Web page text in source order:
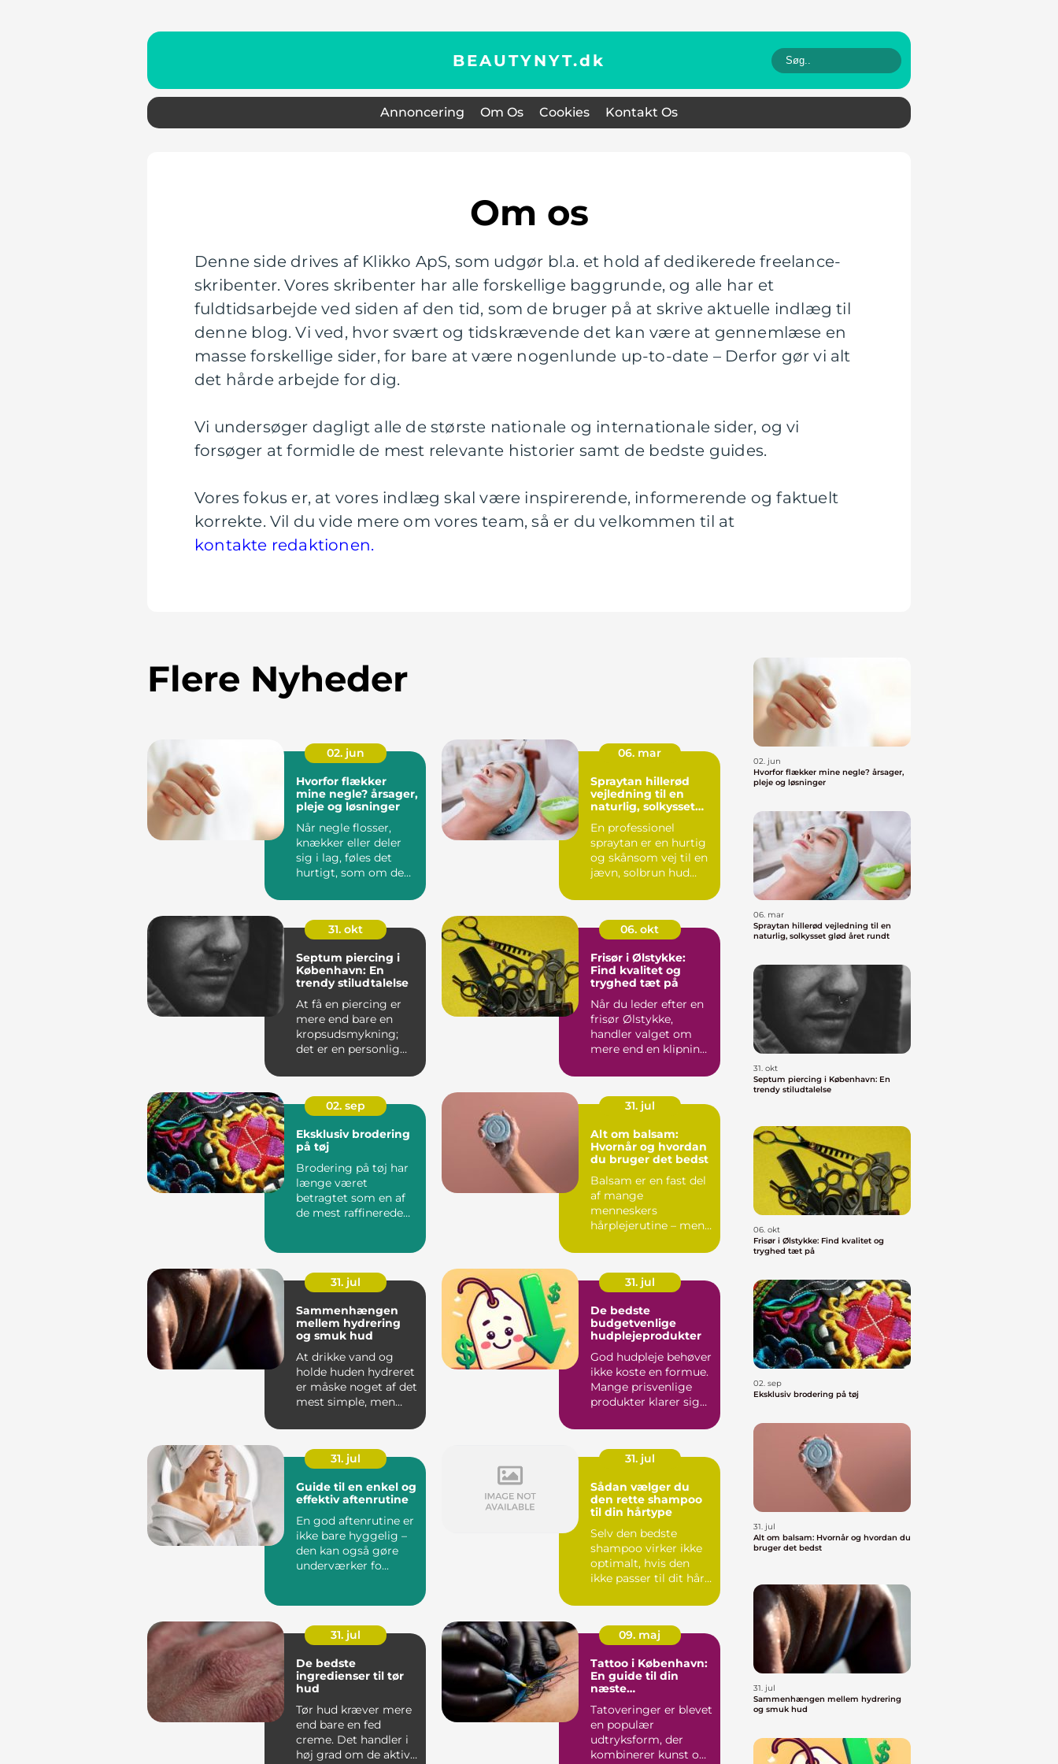
BEAUTYNYT.dk
Annoncering Om Os Cookies Kontakt Os
Om os
Denne side drives af Klikko ApS, som udgør bl.a. et hold af dedikerede freelance-
skribenter. Vores skribenter har alle forskellige baggrunde, og alle har et
fuldtidsarbejde ved siden af den tid, som de bruger på at skrive aktuelle indlæg til
denne blog. Vi ved, hvor svært og tidskrævende det kan være at gennemlæse en
masse forskellige sider, for bare at være nogenlunde up-to-date – Derfor gør vi alt
det hårde arbejde for dig.
Vi undersøger dagligt alle de største nationale og internationale sider, og vi
forsøger at formidle de mest relevante historier samt de bedste guides.
Vores fokus er, at vores indlæg skal være inspirerende, informerende og faktuelt
korrekte. Vil du vide mere om vores team, så er du velkommen til at
kontakte redaktionen.
Flere Nyheder
02. jun
Hvorfor flækker
mine negle? årsager,
pleje og løsninger
Når negle flosser,
knækker eller deler
sig i lag, føles det
hurtigt, som om de
Mang...
06. mar
Spraytan hillerød
vejledning til en
naturlig, solkysset
En professionel
spraytan er en hurtig
og skånsom vej til en
jævn, solbrun hud
s...
31. okt
Septum piercing i
København: En
trendy stiludtalelse
At få en piercing er
mere end bare en
kropsudsmykning;
det er en personlig
06. okt
Frisør i Ølstykke:
Find kvalitet og
tryghed tæt på
Når du leder efter en
frisør Ølstykke,
handler valget om
mere end en klipning.
02. sep
Eksklusiv brodering
på tøj
Brodering på tøj har
længe været
betragtet som en af
de mest raffinerede
31. jul
Alt om balsam:
Hvornår og hvordan
du bruger det bedst
Balsam er en fast del
af mange
menneskers
hårplejerutine – men
hvorfor ...
31. jul
Sammenhængen
mellem hydrering
og smuk hud
At drikke vand og
holde huden hydreret
er måske noget af det
mest simple, men
31. jul
De bedste
budgetvenlige
hudplejeprodukter
God hudpleje behøver
ikke koste en formue.
Mange prisvenlige
produkter klarer sig
31. jul
Guide til en enkel og
effektiv aftenrutine
En god aftenrutine er
ikke bare hyggelig –
den kan også gøre
underværker fo...
31. jul
Sådan vælger du
den rette shampoo
til din hårtype
Selv den bedste
shampoo virker ikke
optimalt, hvis den
ikke passer til dit hår.
31. jul
De bedste
ingredienser til tør
hud
Tør hud kræver mere
end bare en fed
creme. Det handler i
høj grad om de aktive
09. maj
Tattoo i København:
En guide til din
næste
Tatoveringer er blevet
en populær
udtryksform, der
kombinerer kunst og
02. jun
Hvorfor flækker mine negle? årsager,
pleje og løsninger
06. mar
Spraytan hillerød vejledning til en
naturlig, solkysset glød året rundt
31. okt
Septum piercing i København: En
trendy stiludtalelse
06. okt
Frisør i Ølstykke: Find kvalitet og
tryghed tæt på
02. sep
Eksklusiv brodering på tøj
31. jul
Alt om balsam: Hvornår og hvordan du
bruger det bedst
31. jul
Sammenhængen mellem hydrering
og smuk hud